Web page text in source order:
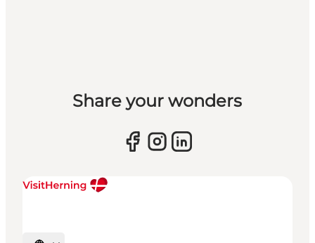
Share your wonders